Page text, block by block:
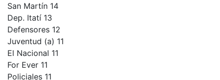
San Martín 14
Dep. Itatí 13
Defensores 12
Juventud (a) 11
El Nacional 11
For Ever 11
Policiales 11